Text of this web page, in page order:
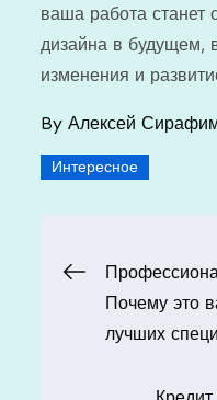
ваша работа станет
дизайна в будущем,
изменения и
ByАлексей
Интересное
поПочему это
лучших